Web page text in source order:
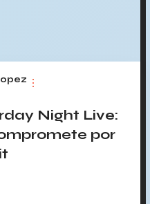
Night Live:
por